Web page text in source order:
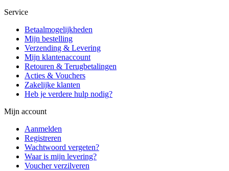
Service
Betaalmogelijkheden
Mijn bestelling
Verzending & Levering
Mijn klantenaccount
Retouren & Terugbetalingen
Acties & Vouchers
Zakelijke klanten
Heb je verdere hulp nodig?
Mijn account
Aanmelden
Registreren
Wachtwoord vergeten?
Waar is mijn levering?
Voucher verzilveren